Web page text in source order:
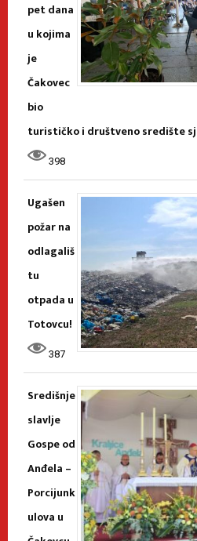
pet dana
u kojima
je
Čakovec
bio
turističko i društveno središte
398
Ugašen
požar na
odlagališ
tu
otpada u
Totovcu!
387
Središnje
slavlje
Gospe od
Anđela –
Porcijunk
ulova u